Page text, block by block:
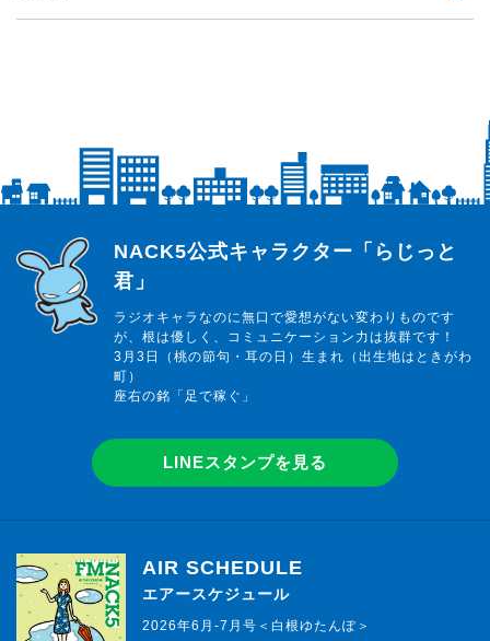
らじっと君
NACK5公式キャラクター「らじっと
君」
ラジオキャラなのに無口で愛想がない変わりものです
が、根は優しく、コミュニケーション力は抜群です！
3月3日（桃の節句・耳の日）生まれ（出生地はときがわ
町）
座右の銘「足で稼ぐ」
LINEスタンプを見る
AIR SCHEDULE
エアースケジュール
2026年6月-7月号＜白根ゆたんぽ＞